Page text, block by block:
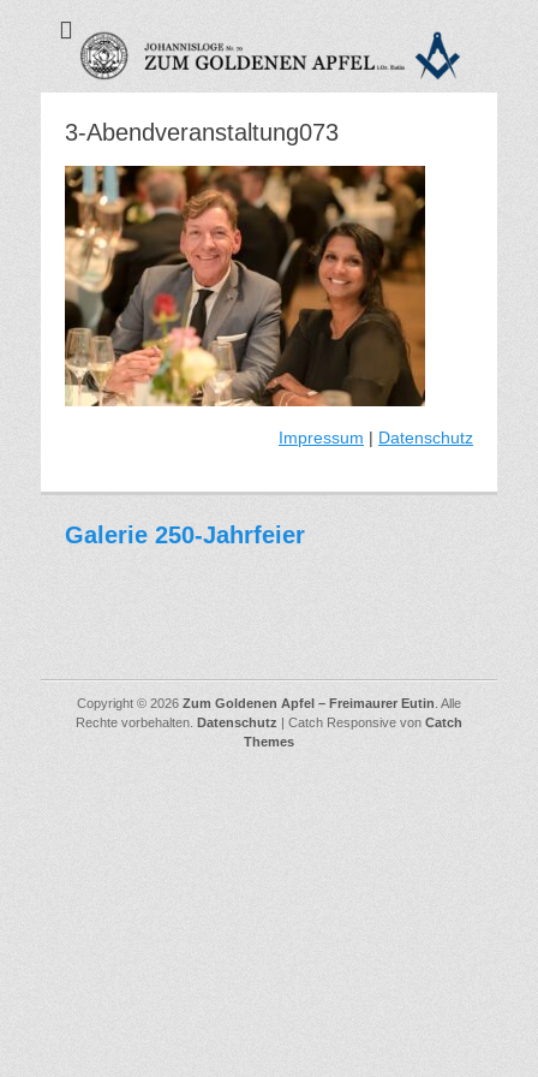
Zum Goldenen
Apfel - Freimaurer
3-Abendveranstaltung073
Impressum | Datenschutz
Galerie 250-Jahrfeier
Copyright © 2026 Zum Goldenen Apfel – Freimaurer Eutin . Alle
Rechte vorbehalten. Datenschutz | Catch Responsive von Catch
Themes